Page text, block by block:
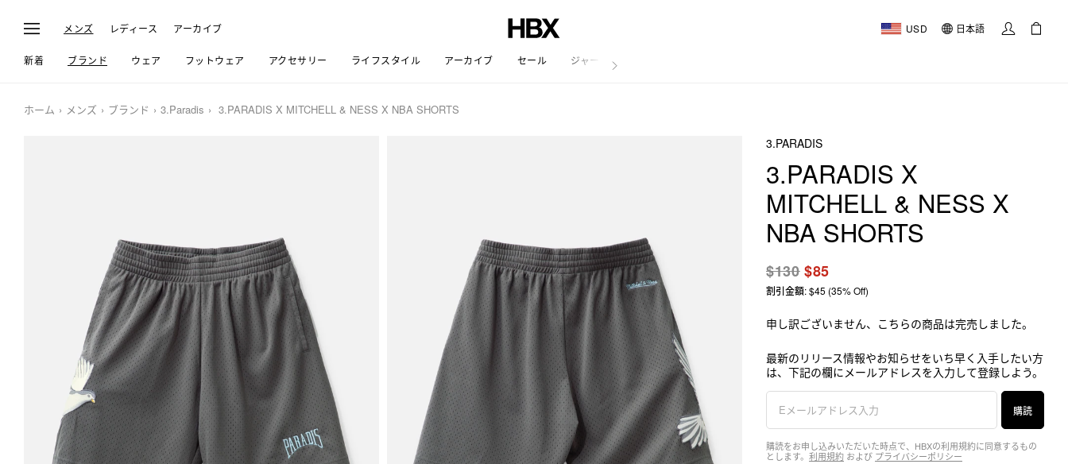
メンズ レディース アーカイブ USD 日本語
新着 ブランド ウェア フットウェア アクセサリー ライフスタイル アーカイブ セール ジャーナル
ホーム メンズ ブランド 3.Paradis 3.PARADIS X MITCHELL & NESS X NBA SHORTS
3.PARADIS
3.PARADIS X
MITCHELL & NESS X
NBA SHORTS
$130$85
割引金額: $45 (35% Off)
申し訳ございません、こちらの商品は完売しました。
最新のリリース情報やお知らせをいち早く入手したい方
は、下記の欄にメールアドレスを入力して登録しよう。
購読
購読をお申し込みいただいた時点で、HBXの利用規約に同意するもの
とします。 利用規約 および プライバシーポリシー